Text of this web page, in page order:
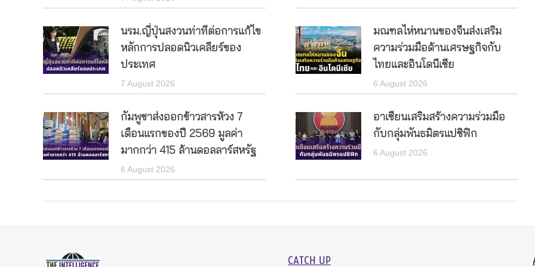
นรม.ญี่ปุ่นสงวนท่าทีต่อการแก้ไข
หลักการปลอดนิวเคลียร์ของ
ประเทศ
7 August 2026
มณฑลไห่หนานของจีนส่งเสริม
ความร่วมมือด้านเศรษฐกิจกับ
ไทยและอินโดนีเซีย
6 August 2026
กัมพูชาส่งออกข้าวสารห้วง 7
เดือนแรกของปี 2569 มูลค่า
มากกว่า 415 ล้านดอลลาร์สหรัฐ
6 August 2026
อาเซียนเสริมสร้างความร่วมมือ
กับกลุ่มพันธมิตรแปซิฟิก
6 August 2026
CATCH UP